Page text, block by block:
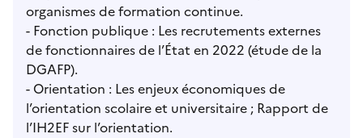
organismes de formation continue.
- Fonction publique : Les recrutements externes
de fonctionnaires de l’État en 2022 (étude de la
DGAFP).
- Orientation : Les enjeux économiques de
l’orientation scolaire et universitaire ; Rapport de
l’IH2EF sur l’orientation.